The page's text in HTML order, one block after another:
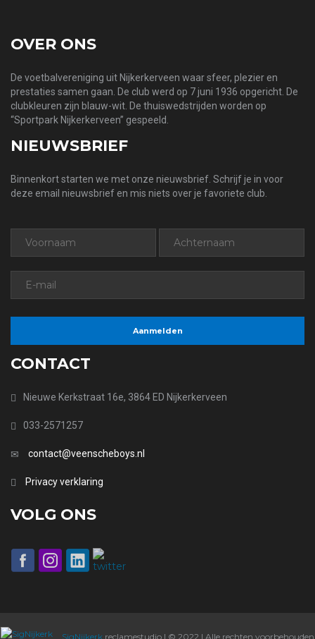
OVER ONS
De voetbalvereniging uit Nijkerkerveen waar sfeer, plezier en
prestaties samen gaan. De club werd op 7 juni 1936 opgericht. De
clubkleuren zijn blauw-wit. De thuiswedstrijden worden op
“Sportpark Nijkerkerveen” gespeeld.
NIEUWSBRIEF
Binnenkort starten we met onze nieuwsbrief. Schrijf je in voor
deze email nieuwsbrief en mis niets over je favoriete club.
CONTACT
Nieuwe Kerkstraat 16e, 3864 ED Nijkerkerveen
033-2571257
contact@veenscheboys.nl
Privacy verklaring
VOLG ONS
SigNijkerk reclamestudio | © 2022 | Alle rechten voorbehouden